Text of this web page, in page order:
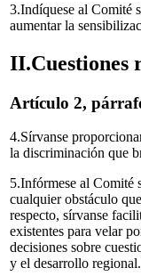
3.Indíquese al Comité
aumentar la
II.Cuestiones
Artículo 2,
4.Sírvanse
la discriminación que
5.Infórmese al Comité
cualquier obstáculo
respecto, sírvanse
existentes para velar
decisiones sobre
y el desarrollo regional.